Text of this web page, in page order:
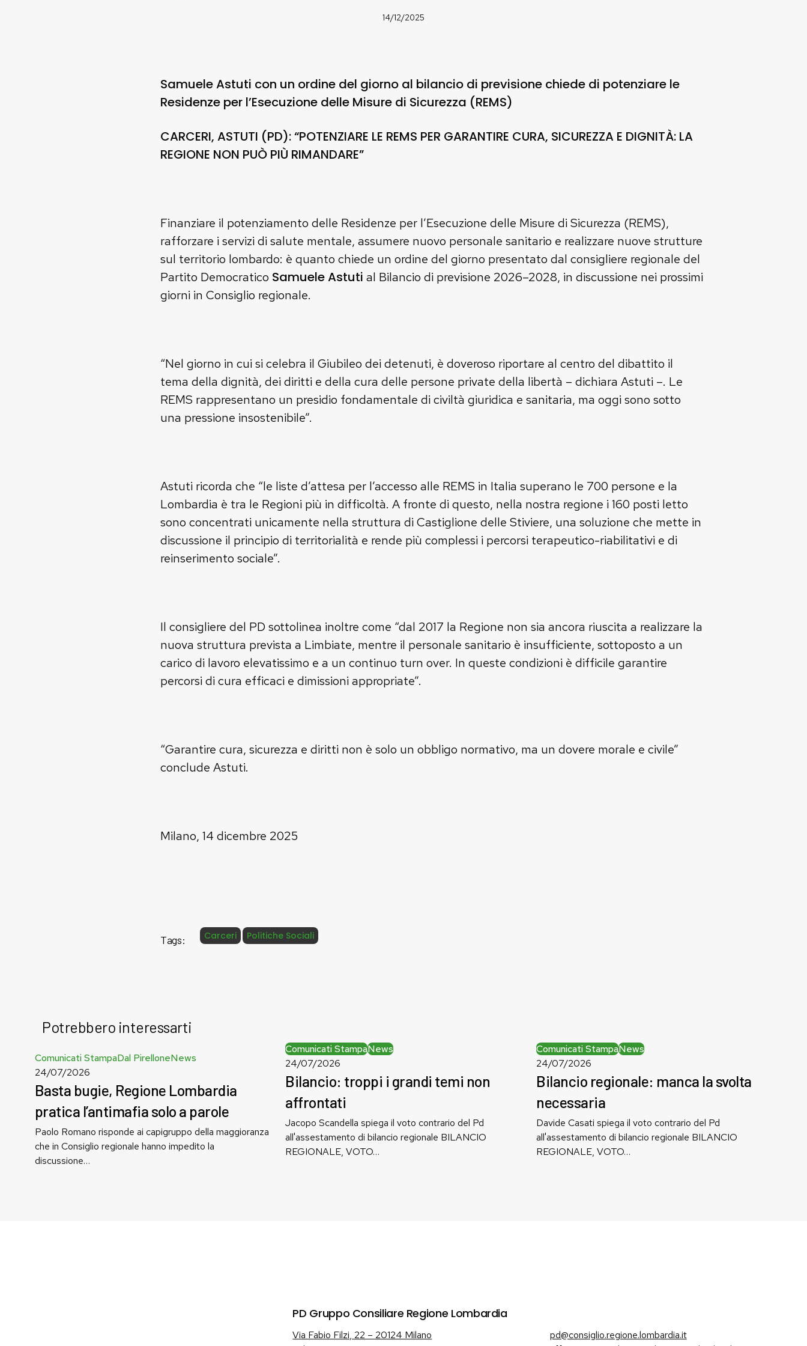
14/12/2025
Samuele Astuti con un ordine del giorno al bilancio di previsione chiede di potenziare le
Residenze per l’Esecuzione delle Misure di Sicurezza (REMS)
CARCERI, ASTUTI (PD): “POTENZIARE LE REMS PER GARANTIRE CURA, SICUREZZA E DIGNITÀ: LA
REGIONE NON PUÒ PIÙ RIMANDARE”
Finanziare il potenziamento delle Residenze per l’Esecuzione delle Misure di Sicurezza (REMS),
rafforzare i servizi di salute mentale, assumere nuovo personale sanitario e realizzare nuove strutture
sul territorio lombardo: è quanto chiede un ordine del giorno presentato dal consigliere regionale del
Partito Democratico Samuele Astuti al Bilancio di previsione 2026–2028, in discussione nei prossimi
giorni in Consiglio regionale.
“Nel giorno in cui si celebra il Giubileo dei detenuti, è doveroso riportare al centro del dibattito il
tema della dignità, dei diritti e della cura delle persone private della libertà – dichiara Astuti –. Le
REMS rappresentano un presidio fondamentale di civiltà giuridica e sanitaria, ma oggi sono sotto
una pressione insostenibile”.
Astuti ricorda che “le liste d’attesa per l’accesso alle REMS in Italia superano le 700 persone e la
Lombardia è tra le Regioni più in difficoltà. A fronte di questo, nella nostra regione i 160 posti letto
sono concentrati unicamente nella struttura di Castiglione delle Stiviere, una soluzione che mette in
discussione il principio di territorialità e rende più complessi i percorsi terapeutico-riabilitativi e di
reinserimento sociale”.
Il consigliere del PD sottolinea inoltre come “dal 2017 la Regione non sia ancora riuscita a realizzare la
nuova struttura prevista a Limbiate, mentre il personale sanitario è insufficiente, sottoposto a un
carico di lavoro elevatissimo e a un continuo turn over. In queste condizioni è difficile garantire
percorsi di cura efficaci e dimissioni appropriate”.
“Garantire cura, sicurezza e diritti non è solo un obbligo normativo, ma un dovere morale e civile”
conclude Astuti.
Milano, 14 dicembre 2025
Tags: Carceri Politiche Sociali
Potrebbero interessarti
Comunicati StampaDal PirelloneNewsBasta
Regione
pratica
l’antimafia
solo
24/07/2026
Basta bugie, Regione Lombardia
pratica l’antimafia solo a parole
Paolo Romano risponde ai capigruppo della maggioranza
che in Consiglio regionale hanno impedito la
discussione…
Comunicati StampaNewsBilancio:
i
grandi
non
affrontati
24/07/2026
Bilancio: troppi i grandi temi non
affrontati
Jacopo Scandella spiega il voto contrario del Pd
all'assestamento di bilancio regionale BILANCIO
REGIONALE, VOTO…
Comunicati StampaNewsBilancio
manca
necessaria
24/07/2026
Bilancio regionale: manca la svolta
necessaria
Davide Casati spiega il voto contrario del Pd
all'assestamento di bilancio regionale BILANCIO
REGIONALE, VOTO…
PD Gruppo Consiliare Regione Lombardia
Via Fabio Filzi, 22 – 20124 Milano
pd@consiglio.regione.lombardia.it